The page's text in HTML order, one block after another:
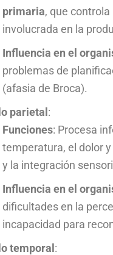
primaria, que
involucrada en la
Influencia en el
problemas de
(afasia de Broca).
parietal:
Funciones: Procesa
temperatura, el dolor
y la integración
Influencia en el
dificultades en la
incapacidad para
temporal: